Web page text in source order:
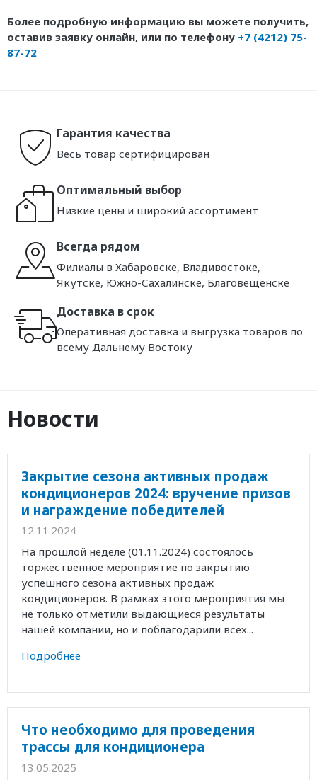
Более подробную информацию вы можете получить,
оставив заявку онлайн, или по телефону +7 (4212) 75-
87-72
Гарантия качества
Весь товар сертифицирован
Оптимальный выбор
Низкие цены и широкий ассортимент
Всегда рядом
Филиалы в Хабаровске, Владивостоке,
Якутске, Южно-Сахалинске, Благовещенске
Доставка в срок
Оперативная доставка и выгрузка товаров по
всему Дальнему Востоку
Новости
Закрытие сезона активных продаж
кондиционеров 2024: вручение призов
и награждение победителей
12.11.2024
На прошлой неделе (01.11.2024) состоялось
торжественное мероприятие по закрытию
успешного сезона активных продаж
кондиционеров. В рамках этого мероприятия мы
не только отметили выдающиеся результаты
нашей компании, но и поблагодарили всех...
Подробнее
Что необходимо для проведения
трассы для кондиционера
13.05.2025